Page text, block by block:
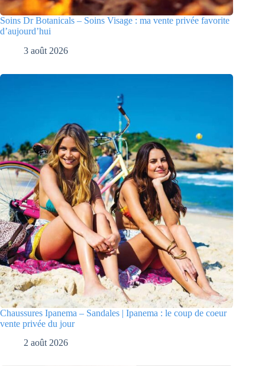
Soins Dr Botanicals – Soins Visage : ma vente privée favorite
d’aujourd’hui
3 août 2026
Chaussures Ipanema – Sandales | Ipanema : le coup de coeur
vente privée du jour
2 août 2026